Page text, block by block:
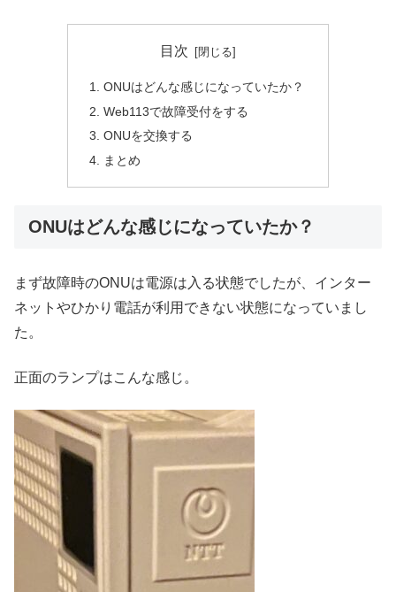
目次
ONUはどんな感じになっていたか？
Web113で故障受付をする
ONUを交換する
まとめ
ONUはどんな感じになっていたか？
まず故障時のONUは電源は入る状態でしたが、インター
ネットやひかり電話が利用できない状態になっていまし
た。
正面のランプはこんな感じ。